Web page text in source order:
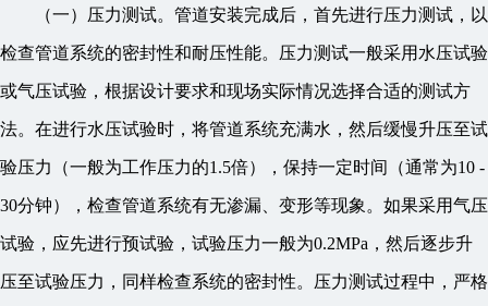
（一）压力测试。管道安装完成后，首先进行压力测试，以
检查管道系统的密封性和耐压性能。压力测试一般采用水压试验
或气压试验，根据设计要求和现场实际情况选择合适的测试方
法。在进行水压试验时，将管道系统充满水，然后缓慢升压至试
验压力（一般为工作压力的1.5倍），保持一定时间（通常为10 -
30分钟），检查管道系统有无渗漏、变形等现象。如果采用气压
试验，应先进行预试验，试验压力一般为0.2MPa，然后逐步升
压至试验压力，同样检查系统的密封性。压力测试过程中，严格